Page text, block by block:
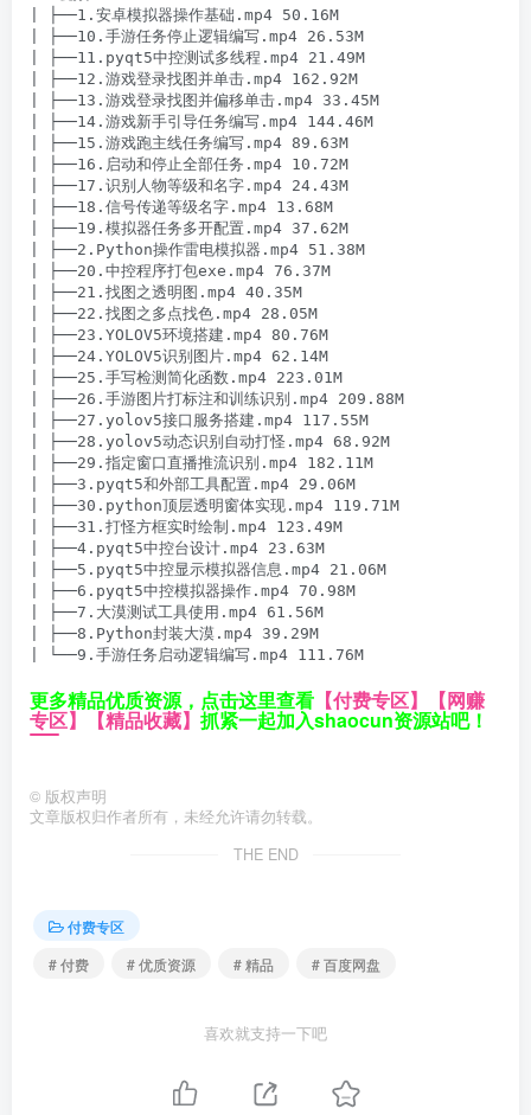
| ├──1.安卓模拟器操作基础.mp4 50.16M
| ├──10.手游任务停止逻辑编写.mp4 26.53M
| ├──11.pyqt5中控测试多线程.mp4 21.49M
| ├──12.游戏登录找图并单击.mp4 162.92M
| ├──13.游戏登录找图并偏移单击.mp4 33.45M
| ├──14.游戏新手引导任务编写.mp4 144.46M
| ├──15.游戏跑主线任务编写.mp4 89.63M
| ├──16.启动和停止全部任务.mp4 10.72M
| ├──17.识别人物等级和名字.mp4 24.43M
| ├──18.信号传递等级名字.mp4 13.68M
| ├──19.模拟器任务多开配置.mp4 37.62M
| ├──2.Python操作雷电模拟器.mp4 51.38M
| ├──20.中控程序打包exe.mp4 76.37M
| ├──21.找图之透明图.mp4 40.35M
| ├──22.找图之多点找色.mp4 28.05M
| ├──23.YOLOV5环境搭建.mp4 80.76M
| ├──24.YOLOV5识别图片.mp4 62.14M
| ├──25.手写检测简化函数.mp4 223.01M
| ├──26.手游图片打标注和训练识别.mp4 209.88M
| ├──27.yolov5接口服务搭建.mp4 117.55M
| ├──28.yolov5动态识别自动打怪.mp4 68.92M
| ├──29.指定窗口直播推流识别.mp4 182.11M
| ├──3.pyqt5和外部工具配置.mp4 29.06M
| ├──30.python顶层透明窗体实现.mp4 119.71M
| ├──31.打怪方框实时绘制.mp4 123.49M
| ├──4.pyqt5中控台设计.mp4 23.63M
| ├──5.pyqt5中控显示模拟器信息.mp4 21.06M
| ├──6.pyqt5中控模拟器操作.mp4 70.98M
| ├──7.大漠测试工具使用.mp4 61.56M
| ├──8.Python封装大漠.mp4 39.29M
| └──9.手游任务启动逻辑编写.mp4 111.76M
更多精品优质资源，点击这里查看 【付费专区】 【网赚
专区】 【精品收藏】 抓紧一起加入shaocun资源站吧！
© 版权声明
文章版权归作者所有，未经允许请勿转载。
THE END
付费专区
# 付费
# 优质资源 # 精品 # 百度网盘
喜欢就支持一下吧